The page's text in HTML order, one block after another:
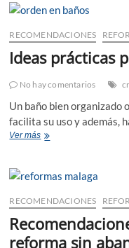
reforma
un
dormitorio?
RECOMENDACIONES
Ideas prácticas
No hay comentarios
Un baño bien organizado
facilita su uso y además,
Ver másIdeas
organizar
baño
RECOMENDACIONES
reforma sin